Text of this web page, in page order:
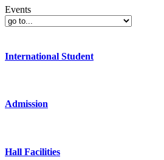
Events
International Student
Admission
Hall Facilities